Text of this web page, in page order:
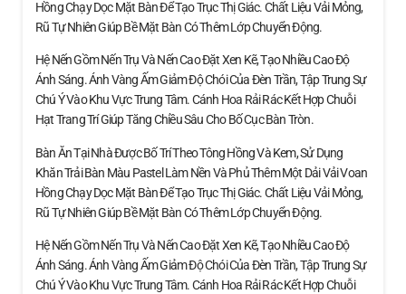
Hồng Chạy Dọc Mặt Bàn Để Tạo Trục Thị Giác. Chất Liệu Vải Mỏng,
Rũ Tự Nhiên Giúp Bề Mặt Bàn Có Thêm Lớp Chuyển Động.
Hệ Nến Gồm Nến Trụ Và Nến Cao Đặt Xen Kẽ, Tạo Nhiều Cao Độ
Ánh Sáng. Ánh Vàng Ấm Giảm Độ Chói Của Đèn Trần, Tập Trung Sự
Chú Ý Vào Khu Vực Trung Tâm. Cánh Hoa Rải Rác Kết Hợp Chuỗi
Hạt Trang Trí Giúp Tăng Chiều Sâu Cho Bố Cục Bàn Tròn.
Bàn Ăn Tại Nhà Được Bố Trí Theo Tông Hồng Và Kem, Sử Dụng
Khăn Trải Bàn Màu Pastel Làm Nền Và Phủ Thêm Một Dải Vải Voan
Hồng Chạy Dọc Mặt Bàn Để Tạo Trục Thị Giác. Chất Liệu Vải Mỏng,
Rũ Tự Nhiên Giúp Bề Mặt Bàn Có Thêm Lớp Chuyển Động.
Hệ Nến Gồm Nến Trụ Và Nến Cao Đặt Xen Kẽ, Tạo Nhiều Cao Độ
Ánh Sáng. Ánh Vàng Ấm Giảm Độ Chói Của Đèn Trần, Tập Trung Sự
Chú Ý Vào Khu Vực Trung Tâm. Cánh Hoa Rải Rác Kết Hợp Chuỗi